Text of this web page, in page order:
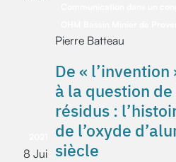
Pierre Batteau
8 Jui
De «
à la question
résidus :
de l’oxyde
siècle